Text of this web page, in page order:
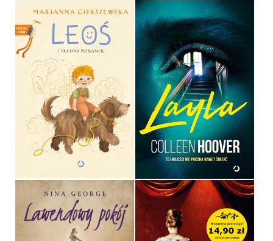
LEOŚ I TRUDNY PORANEK
MARIANNA GIERSZEWSKA
OPRAWA TWARDA
49,99 ZŁ
LAYLA
COLLEEN HOOVER
OPRAWA MIĘKKA ZE SKRZYDEŁKAMI
44,99 ZŁ